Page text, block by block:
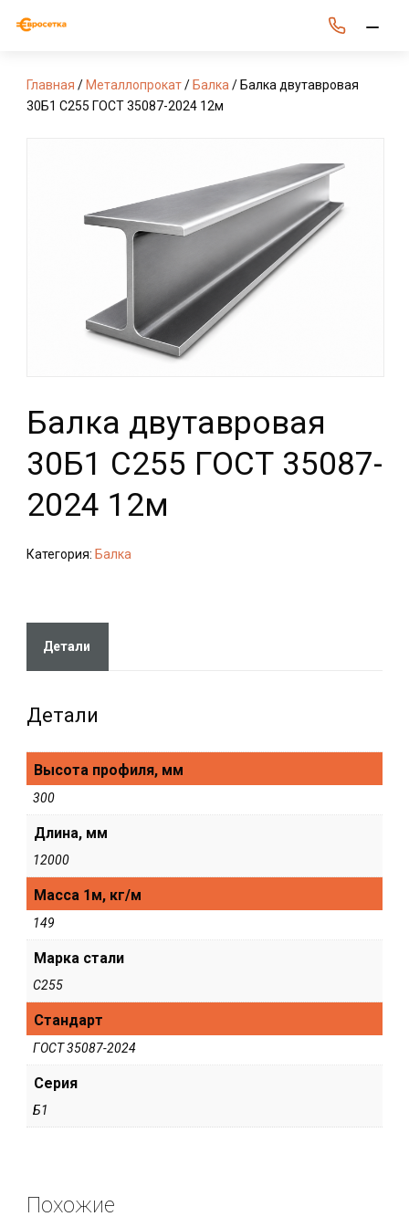
Главная / Металлопрокат/ Балка / Балка двутавровая
30Б1 С255 ГОСТ 35087-2024 12м
Балка двутавровая
30Б1 С255 ГОСТ 35087-
2024 12м
Категория: Балка
Детали
Детали
Высота профиля, мм
300
Длина, мм
12000
Масса 1м, кг/м
149
Марка стали
С255
Стандарт
ГОСТ 35087-2024
Серия
Б1
Похожие